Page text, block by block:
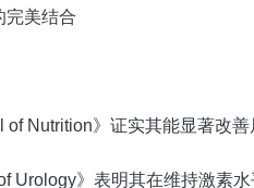
完美结合
Nutrition》证实其能显著改善
Urology》表明其在维持激素水